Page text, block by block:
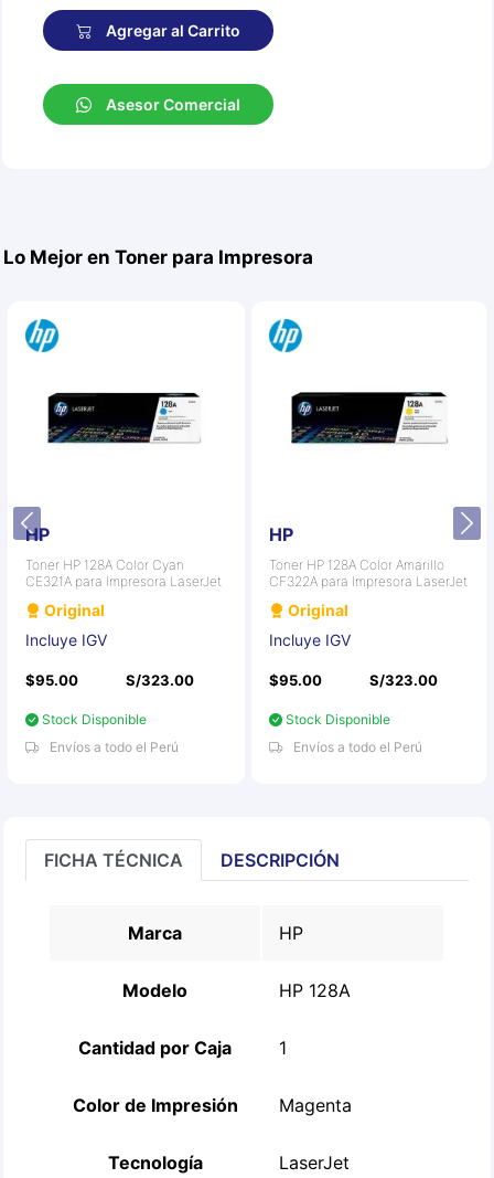
Agregar al Carrito
Asesor Comercial
Lo Mejor en Toner para Impresora
HP
Toner HP 128A Color Cyan
CE321A para Impresora LaserJet
Original
Incluye IGV
$95.00 S/323.00
Stock Disponible
Envíos a todo el Perú
HP
Toner HP 128A Color Amarillo
CF322A para Impresora LaserJet
Original
Incluye IGV
$95.00 S/323.00
Stock Disponible
Envíos a todo el Perú
FICHA TÉCNICA DESCRIPCIÓN
Marca HP
Modelo HP 128A
Cantidad por Caja 1
Color de Impresión Magenta
Tecnología LaserJet